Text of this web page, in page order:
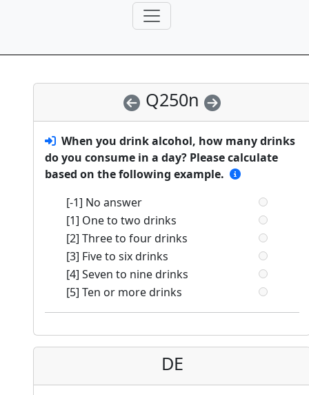
Q250n
When you drink alcohol, how many drinks
do you consume in a day? Please calculate
based on the following example.
[-1] No answer
[1] One to two drinks
[2] Three to four drinks
[3] Five to six drinks
[4] Seven to nine drinks
[5] Ten or more drinks
DE